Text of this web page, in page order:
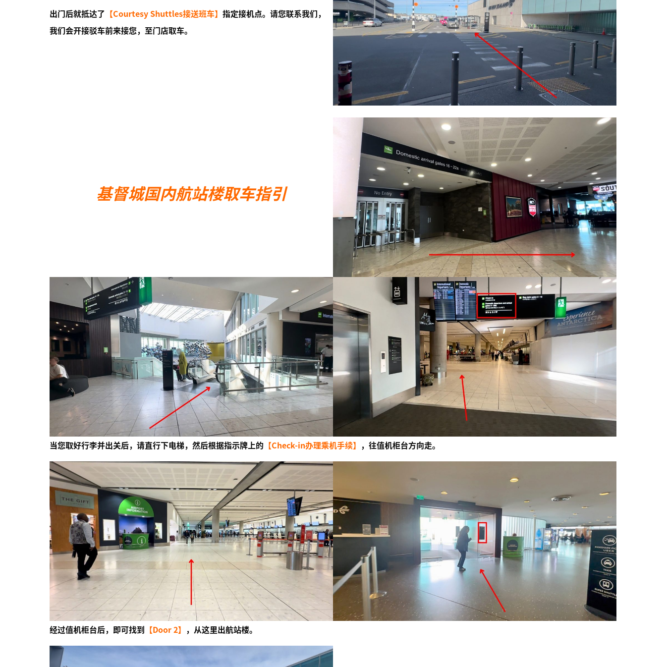
出门后就抵达了 【Courtesy Shuttles接送班车】 指定接机点。请您联系我们，
我们会开接驳车前来接您，至门店取车。
基督城国内航站楼取车指引
当您取好行李并出关后，请直行下电梯，然后根据指示牌上的 【Check-in办理乘机手续】 ，往值机柜台方向走。
经过值机柜台后，即可找到 【Door 2】 ，从这里出航站楼。